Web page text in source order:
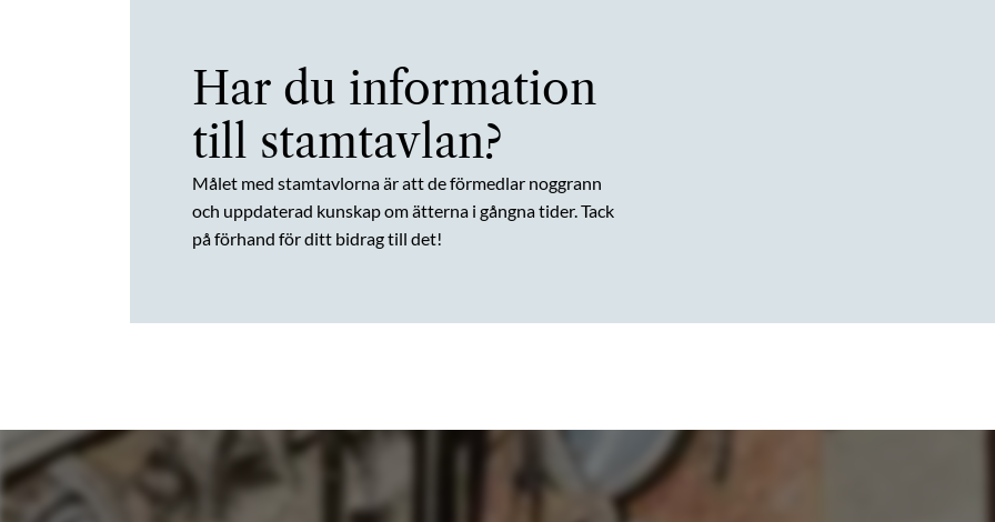
Har du information
till stamtavlan?
Målet med stamtavlorna är att de förmedlar noggrann
och uppdaterad kunskap om ätterna i gångna tider. Tack
på förhand för ditt bidrag till det!